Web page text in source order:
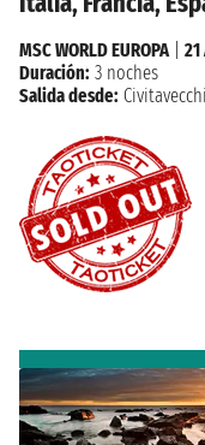
MSC WORLD EUROPA
21
Duración: 3 noches
Salida desde: